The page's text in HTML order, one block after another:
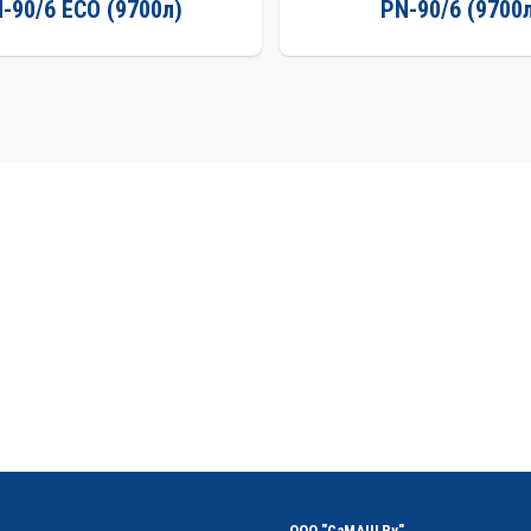
90/6 ECO (9700л) PN-90/6